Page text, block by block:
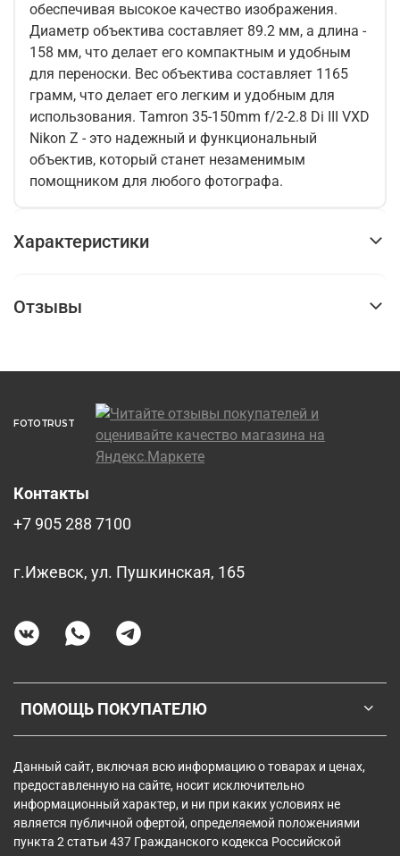
обеспечивая высокое качество изображения.
Диаметр объектива составляет 89.2 мм, а длина -
158 мм, что делает его компактным и удобным
для переноски. Вес объектива составляет 1165
грамм, что делает его легким и удобным для
использования. Tamron 35-150mm f/2-2.8 Di III VXD
Nikon Z - это надежный и функциональный
объектив, который станет незаменимым
помощником для любого фотографа.
Характеристики
Отзывы
FOTOTRUST
ПОМОЩЬ ПОКУПАТЕЛЮ
Контакты
+7 905 288 7100
г.Ижевск, ул. Пушкинская, 165
Данный сайт, включая всю информацию о товарах и ценах,
предоставленную на сайте, носит исключительно
информационный характер, и ни при каких условиях не
является публичной офертой, определяемой положениями
пункта 2 статьи 437 Гражданского кодекса Российской